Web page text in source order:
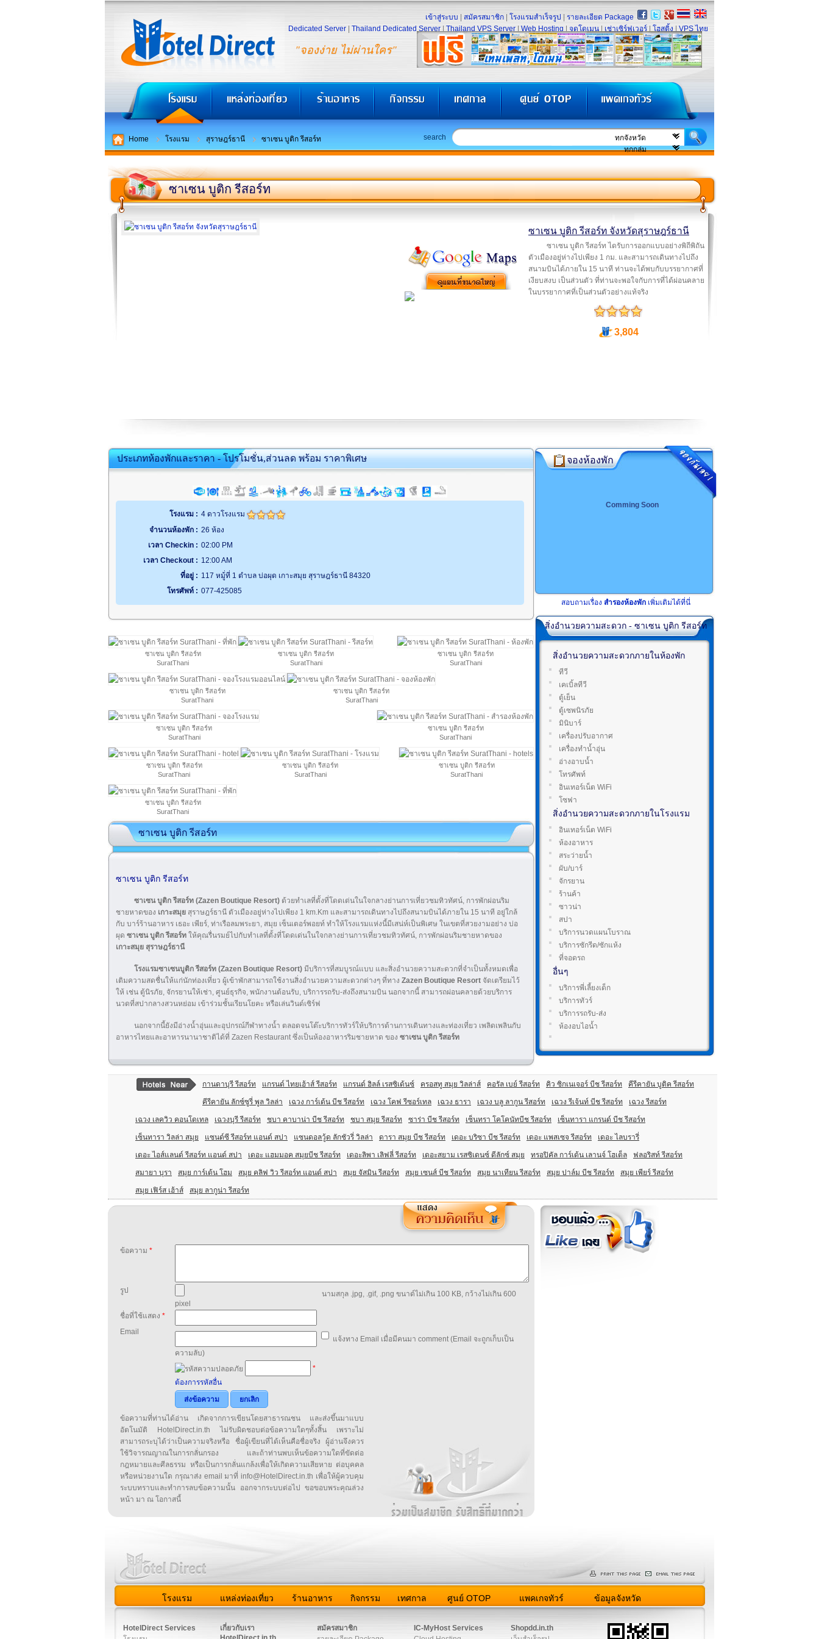
"จองง่าย ไม่ผ่านใคร"
เข้าสู่ระบบ สมัครสมาชิก โรงแรมสำเร็จรูป
รายละเอียด Package
Dedicated Server
Thailand Dedicated Server Thailand VPS Server Web Hosting จดโดเมน เช่าเซิร์ฟเวอร์ โฮสติ้ง VPS ไทย
Home โรงแรม สุราษฎร์ธานี ซาเซน บูติก รีสอร์ท search
ซาเซน บูติก รีสอร์ท
ซาเซน บูติก รีสอร์ท จังหวัดสุราษฎร์ธานี
ซาเซน บูติก รีสอร์ท ไดรับการออกแบบอย่างพิถีพิถัน
ตัวเมืองอยู่ห่างไปเพียง 1 กม. และสามารถเดินทางไปถึง
สนามบินได้ภายใน 15 นาที ท่านจะได้พบกับบรรยากาศที่
เงียบสงบ เป็นส่วนตัว ที่ท่านจะพอใจกับการที่ได้ผ่อนคลาย
ในบรรยากาศที่เป็นส่วนตัวอย่างแท้จริง
3,804
ประเภทห้องพักและราคา - โปรโมชั่น,ส่วนลด พร้อม ราคาพิเศษ
โรงแรม : 4 ดาวโรงแรม
จำนวนห้องพัก : 26 ห้อง
เวลา Checkin : 02:00 PM
เวลา Checkout : 12:00 AM
ที่อยู่ : 117 หมู้่ที่ 1 ตำบล บ่อผุด เกาะสมุย สุราษฎร์ธานี 84320
โทรศัพท์ : 077-425085
ซาเซน บูติก รีสอร์ท
SuratThani
ซาเซน บูติก รีสอร์ท
SuratThani
ซาเซน บูติก รีสอร์ท
SuratThani
ซาเซน บูติก รีสอร์ท
SuratThani
ซาเซน บูติก รีสอร์ท
SuratThani
ซาเซน บูติก รีสอร์ท
SuratThani
ซาเซน บูติก รีสอร์ท
SuratThani
ซาเซน บูติก รีสอร์ท
SuratThani
ซาเซน บูติก รีสอร์ท
SuratThani
ซาเซน บูติก รีสอร์ท
SuratThani
ซาเซน บูติก รีสอร์ท
SuratThani
ซาเซน บูติก รีสอร์ท
ซาเซน บูติก รีสอร์ท
ซาเซน บูติก รีสอร์ท (Zazen Boutique Resort) ด้วยทำเลที่ตั้งที่โดดเด่นในใจกลางย่านการเที่ยวชมทิวทัศน์, การพักผ่อนริม
ชายหาดของ เกาะสมุย สุราษฎร์ธานี ตัวเมืองอยู่ห่างไปเพียง 1 km.Km และสามารถเดินทางไปถึงสนามบินได้ภายใน 15 นาที อยู่ใกล้
กับ บาร์ร้านอาหาร เธอะ เพียร์, ท่าเรือลมพระยา, สมุย เซ็นเตอร์พอยท์ ทำให้โรงแรมแห่งนี้มีเสน่ห์เป็นพิเศษ ในเขตที่สวยงามอย่าง บ่อ
ผุด ซาเซน บูติก รีสอร์ท ให้คุณรื่นรมย์ไปกับทำเลที่ตั้งที่โดดเด่นในใจกลางย่านการเที่ยวชมทิวทัศน์, การพักผ่อนริมชายหาดของ
เกาะสมุย สุราษฎร์ธานี
โรงแรมซาเซนบูติก รีสอร์ท (Zazen Boutique Resort) มีบริการที่สมบูรณ์แบบ และสิ่งอำนวยความสะดวกที่จำเป็นทั้งหมดเพื่อ
เติมความสดชื่นให้แก่นักท่องเที่ยว ผู้เข้าพักสามารถใช้งานสิ่งอำนวยความสะดวกต่างๆ ที่ทาง Zazen Boutique Resort จัดเตรียมไว้
ให้ เช่น ตู้นิรภัย, จักรยานให้เช่า, ศูนย์ธุรกิจ, พนักงานต้อนรับ, บริการรถรับ-ส่งถึงสนามบิน นอกจากนี้ สามารถผ่อนคลายด้วยบริการ
นวดที่สปากลางสวนหย่อม เข้าร่วมชั้นเรียนโยคะ หรือเล่นวินด์เซิร์ฟ
นอกจากนี้ยังมีอ่างน้ำอุ่นและอุปกรณ์กีฬาทางน้ำ ตลอดจนโต๊ะบริการทัวร์ให้บริการด้านการเดินทางและท่องเที่ยว เพลิดเพลินกับ
อาหารไทยและอาหารนานาชาติได้ที่ Zazen Restaurant ซึ่งเป็นห้องอาหารริมชายหาด ของ ซาเซน บูติก รีสอร์ท
จองห้องพัก
Comming Soon
สอบถามเรื่อง สำรองห้องพัก เพิ่มเติมได้ที่นี่
สิ่งอำนวยความสะดวก - ซาเซน บูติก รีสอร์ท
สิ่งอำนวยความสะดวกภายในห้องพัก
ทีวี
เคเบิ้ลทีวี
ตู้เย็น
ตู้เซพนิรภัย
มินิบาร์
เครื่องปรับอากาศ
เครื่องทำน้ำอุ่น
อ่างอาบน้ำ
โทรศัพท์
อินเทอร์เน็ต WiFi
โซฟา
สิ่งอำนวยความสะดวกภายในโรงแรม
อินเทอร์เน็ต WiFi
ห้องอาหาร
สระว่ายน้ำ
ผับ/บาร์
จักรยาน
ร้านค้า
ซาวน่า
สปา
บริการนวดแผนโบราณ
บริการซักรีด/ซักแห้ง
ที่จอดรถ
อื่นๆ
บริการพี่เลี้ยงเด็ก
บริการทัวร์
บริการรถรับ-ส่ง
ห้องอบไอน้ำ
กานดาบุรี รีสอร์ท แกรนด์ ไทยเฮ้าส์ รีสอร์ท แกรนด์ ฮิลล์ เรสซิเด้นซ์ ครอสทู สมุย วิลล่าส์ คอรัล เบย์ รีสอร์ท คิว ซิกเนเจอร์ บีช รีสอร์ท คีรีคายัน บูติค รีสอร์ท
คีรีคายัน ลักซ์ซูรี่ พูล วิลล่า เฉวง การ์เด้น บีช รีสอร์ท เฉวง โคฟ รีซอร์เทล เฉวง ธารา เฉวง บลู ลากูน รีสอร์ท เฉวง รีเจ้นท์ บีช รีสอร์ท เฉวง รีสอร์ท
เฉวง เลควิว คอนโดเทล เฉวงบุรี รีสอร์ท ชบา คาบาน่า บีช รีสอร์ท ชบา สมุย รีสอร์ท ซาร่า บีช รีสอร์ท เซ็นทรา โคโคนัทบีช รีสอร์ท เซ็นทารา แกรนด์ บีช รีสอร์ท
เซ็นทารา วิลล่า สมุย แซนด์ซี รีสอร์ท แอนด์ สปา แซนดอลวู้ด ลักชัวรี่ วิลล่า ดารา สมุย บีช รีสอร์ท เดอะ บริซา บีช รีสอร์ท เดอะ แพสเซจ รีสอร์ท เดอะ ไลบรารี่
เดอะ ไอส์แลนด์ รีสอร์ท แอนด์ สปา เดอะ แฮมมอค สมุยบีช รีสอร์ท เดอะลิพา เลิฟลี่ รีสอร์ท เดอะสยาม เรสซิเดนซ์ ดีลักซ์ สมุย ทรอปิคัล การ์เด้น เลานจ์ โฮเต็ล ฟลอริสท์ รีสอร์ท
สมายา บุรา สมุย การ์เด้น โฮม สมุย คลิฟ วิว รีสอร์ท แอนด์ สปา สมุย จัสมิน รีสอร์ท สมุย เซนส์ บีช รีสอร์ท สมุย นาเทียน รีสอร์ท สมุย ปาล์ม บีช รีสอร์ท สมุย เพียร์ รีสอร์ท
สมุย เฟิร์ส เฮ้าส์ สมุย ลากูน่า รีสอร์ท
ข้อความ *
รูป
นามสกุล .jpg, .gif, .png ขนาด์ไม่เกิน 100 KB, กว้างไม่เกิน 600
pixel
ชื่อที่ใช้แสดง *
Email
แจ้งทาง Email เมื่อมีคนมา comment (Email จะถูกเก็บเป็น
ความลับ)
*
ต้องการรหัสอื่น
ส่งข้อความ
ยกเลิก
ข้อความที่ท่านได้อ่าน เกิดจากการเขียนโดยสาธารณชน และส่งขึ้นมาแบบ
อัตโนมัติ HotelDirect.in.th ไม่รับผิดชอบต่อข้อความใดๆทั้งสิ้น เพราะไม่
สามารถระบุได้ว่าเป็นความจริงหรือ ชื่อผู้เขียนที่ได้เห็นคือชื่อจริง ผู้อ่านจึงควร
ใช้วิจารณญาณในการกลั่นกรอง และถ้าท่านพบเห็นข้อความใดที่ขัดต่อ
กฎหมายและศีลธรรม หรือเป็นการกลั่นแกล้งเพื่อให้เกิดความเสียหาย ต่อบุคคล
หรือหน่วยงานใด กรุณาส่ง email มาที่ info@HotelDirect.in.th เพื่อให้ผู้ควบคุม
ระบบทราบและทำการลบข้อความนั้น ออกจากระบบต่อไป ขอขอบพระคุณล่วง
หน้า มา ณ โอกาสนี้
โรงแรม แหล่งท่องเที่ยว ร้านอาหาร กิจกรรม เทศกาล ศูนย์ OTOP แพคเกจทัวร์ ข้อมูลจังหวัด
HotelDirect Services
เกี่ยวกับเรา
สมัครสมาชิก
IC-MyHost Services
Shopdd.in.th